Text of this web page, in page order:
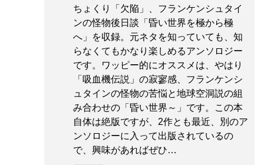
ちょくり「欠陥」、フランケンシュタイ
ンの怪物後日談「昏い世界を極から極
へ」を収録。元ネタを知っていても、知
らなくてもかなり楽しめるアンソロジー
です。ワッピー的にオススメは、やはり
「吸血機伝説」の寂寥感、フランケンシ
ュタインの怪物の苦悩と地球空洞説の組
み合わせの「昏い世界～」です。この本
自体は絶版ですが、2作とも最近、別のア
ンソロジーに入って出版されているの
で、興味があればぜひ…